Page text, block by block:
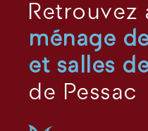
Retrouvez
ménage
et salles
de Pessac